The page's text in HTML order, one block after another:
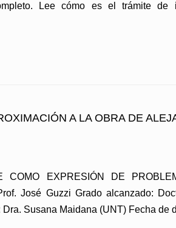
Lee cómo es el trámite de
A LA OBRA DE
EXPRESIÓN DE
José Guzzi Grado alcanzado:
Susana Maidana (UNT) Fecha de